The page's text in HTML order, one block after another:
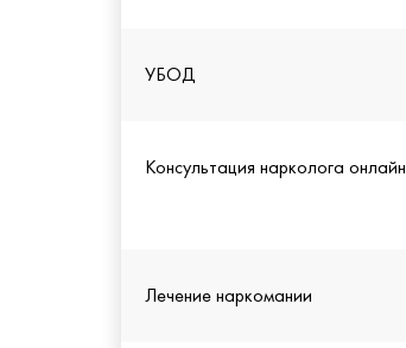
УБОД
Консультация нарколога онлайн
Лечение наркомании